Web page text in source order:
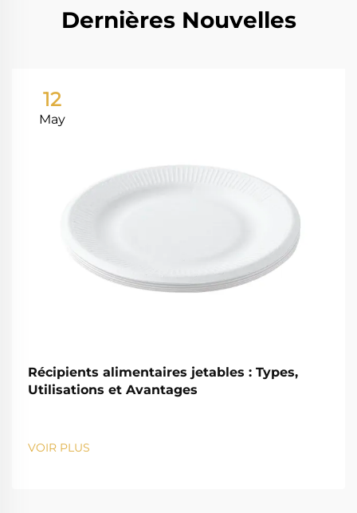
Dernières Nouvelles
12
May
Récipients alimentaires jetables : Types,
Utilisations et Avantages
VOIR PLUS